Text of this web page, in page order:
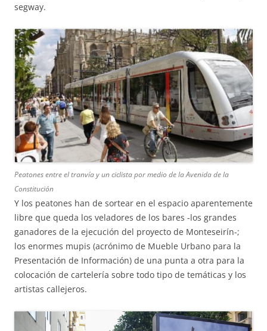
segway.
Peatones entre el tranvía y un ciclista por medio de la Avenida de la
Constitución
Y los peatones han de sortear en el espacio aparentemente
libre que queda los veladores de los bares -los grandes
ganadores de la ejecución del proyecto de Monteseirín-;
los enormes mupis (acrónimo de Mueble Urbano para la
Presentación de Información) de una punta a otra para la
colocación de cartelería sobre todo tipo de temáticas y los
artistas callejeros.